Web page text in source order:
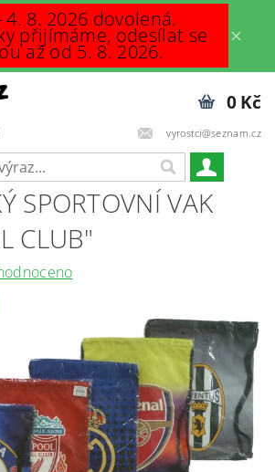
4. 8. 2026 dovolená.
přijímáme, odesílat se
až od 5. 8. 2026.
vyrostci@seznam.cz
0 Kč
SPORTOVNÍ VAK
CLUB"